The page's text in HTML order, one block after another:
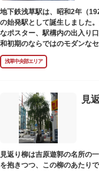
地下鉄浅草駅は、昭和2年（
の始発駅として誕生しました
なポスター、駅構内の出入り
和初期のならではのモダンな
浅草中央部エリア
見
見返り柳は吉原遊郭の名所の
を抱きつつ、この柳のあたり